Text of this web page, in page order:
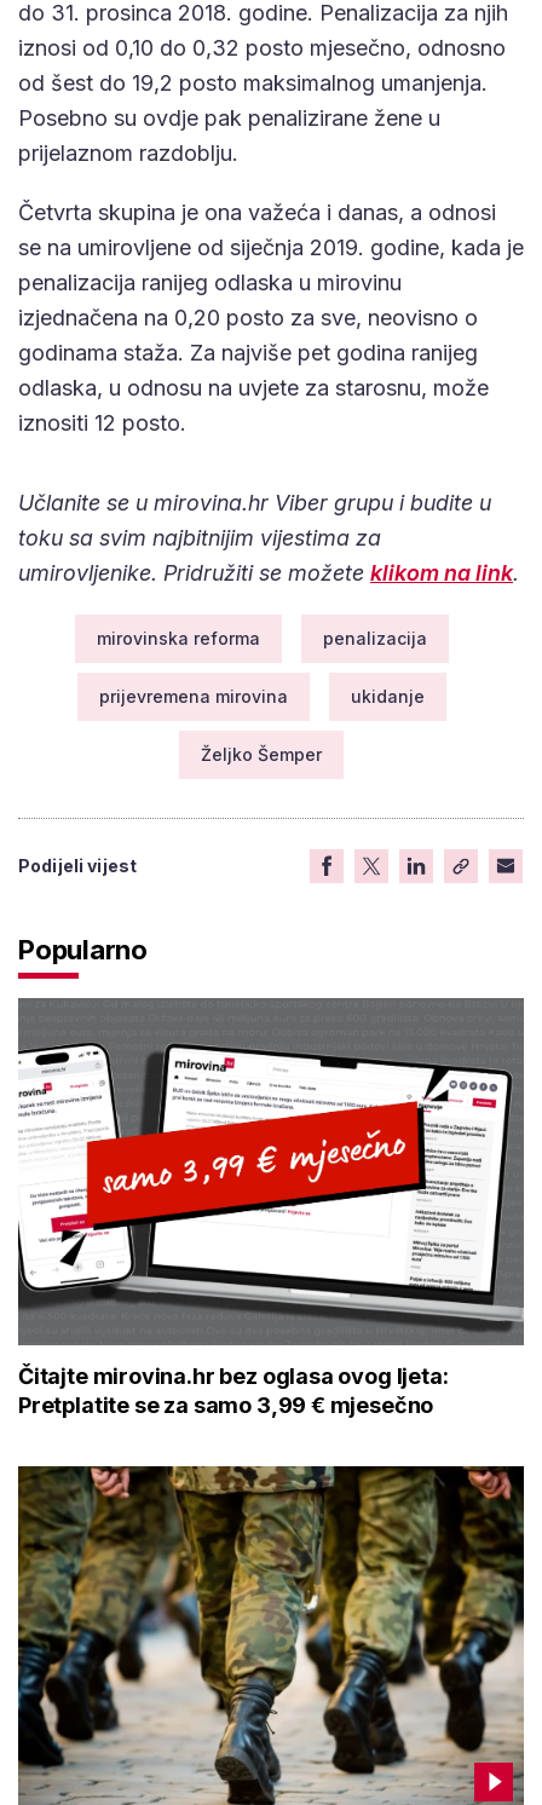
do 31. prosinca 2018. godine. Penalizacija za njih
iznosi od 0,10 do 0,32 posto mjesečno, odnosno
od šest do 19,2 posto maksimalnog umanjenja.
Posebno su ovdje pak penalizirane žene u
prijelaznom razdoblju.
Četvrta skupina je ona važeća i danas, a odnosi
se na umirovljene od siječnja 2019. godine, kada je
penalizacija ranijeg odlaska u mirovinu
izjednačena na 0,20 posto za sve, neovisno o
godinama staža. Za najviše pet godina ranijeg
odlaska, u odnosu na uvjete za starosnu, može
iznositi 12 posto.
Učlanite se u mirovina.hr Viber grupu i budite u
toku sa svim najbitnijim vijestima za
umirovljenike. Pridružiti se možete klikom na link.
mirovinska reforma penalizacija
prijevremena mirovina ukidanje
Željko Šemper
Podijeli vijest
Popularno
Čitajte mirovina.hr bez oglasa ovog ljeta:
Pretplatite se za samo 3,99 € mjesečno